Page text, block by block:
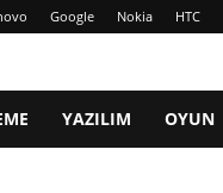
Google Nokia HTC
YAZILIM OYUN